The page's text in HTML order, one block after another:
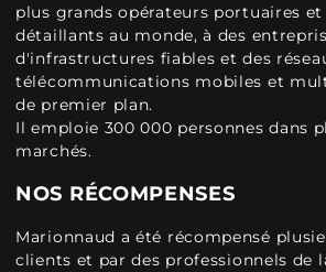
plus grands opérateurs portuaires et
détaillants au monde, à des
d'infrastructures fiables et des
télécommunications mobiles et
de premier plan.
Il emploie 300 000 personnes dans
marchés.
NOS RÉCOMPENSES
Marionnaud a été récompensé
clients et par des professionnels de